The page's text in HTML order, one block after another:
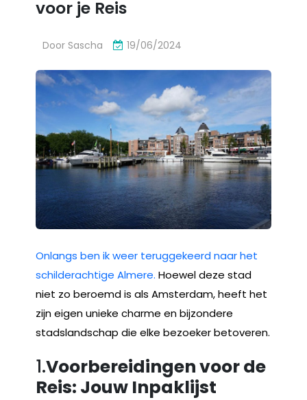
voor je Reis
Door Sascha 19/06/2024
Onlangs ben ik weer teruggekeerd naar het
schilderachtige Almere. Hoewel deze stad
niet zo beroemd is als Amsterdam, heeft het
zijn eigen unieke charme en bijzondere
stadslandschap die elke bezoeker betoveren.
1.Voorbereidingen voor de
Reis: Jouw Inpaklijst